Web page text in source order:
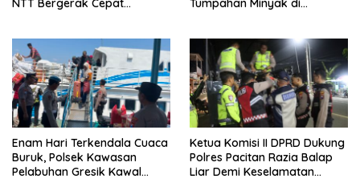
NTT Bergerak Cepat
Tumpahan Minyak di
Bersama Instansi Terkait
Enam Hari Terkendala Cuaca
Buruk, Polsek Kawasan
Pelabuhan Gresik Kawal
Ketua Komisi II DPRD Dukung
Polres Pacitan Razia Balap
Liar Demi Keselamatan